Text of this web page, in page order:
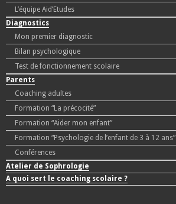
L’équipe Aid’Etudes
Diagnostics
Mon premier diagnostic
Bilan psychologique
Test de fonctionnement scolaire
Parents
Coaching adultes
Formation “La précocité”
Formation “Aider mon enfant”
Formation “Psychologie de l’enfant de 3 à 12 ans”
Conférences
Atelier de Sophrologie
A quoi sert le coaching scolaire ?